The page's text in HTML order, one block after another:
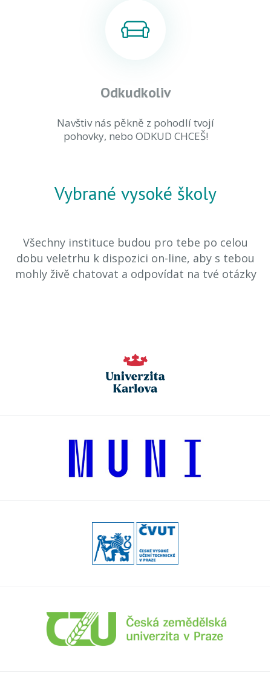
Odkudkoliv
Navštiv nás pěkně z pohodlí tvojí
pohovky, nebo ODKUD CHCEŠ!
Vybrané vysoké školy
Všechny instituce budou pro tebe po celou
dobu veletrhu k dispozici on-line, aby s tebou
mohly živě chatovat a odpovídat na tvé otázky